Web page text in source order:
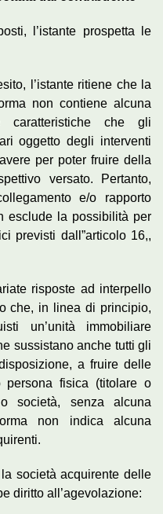
l’istante prospetta le
l’istante ritiene che la
non contiene alcuna
caratteristiche che gli
oggetto degli interventi
per poter fruire della
versato. Pertanto,
e/o rapporto
esclude la possibilità per
previsti dall”articolo 16,,
risposte ad interpello
che, in linea di principio,
un’unità immobiliare
sussistano anche tutti gli
a fruire delle
fisica (titolare o
società, senza alcuna
non indica alcuna
società acquirente delle
diritto all’agevolazione: